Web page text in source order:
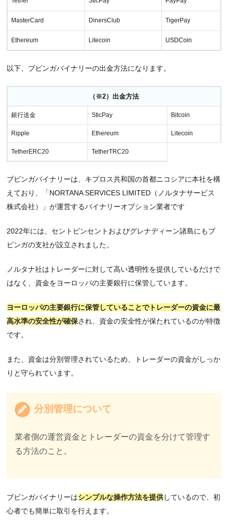
MasterCard DinersClub TigerPay
Ethereum Litecoin USDCoin
以下、ブビンガバイナリーの出金方法になります。
（※2）出金方法
銀行送金 SticPay Bitcoin
Ripple Ethereum Litecoin
TetherERC20 TetherTRC20
ブビンガバイナリーは、キプロス共和国の首都ニコシアに本社を構
えており、「NORTANA SERVICES LIMITED（ノルタナサービス
株式会社）」が運営するバイナリーオプション業者です
2022年には、セントビンセントおよびグレナディーン諸島にもブ
ビンガの支社が設立されました。
ノルタナ社はトレーダーに対して高い透明性を提供しているだけで
はなく、資金をヨーロッパの主要銀行に保管しています。
ヨーロッパの主要銀行に保管していることでトレーダーの資金に最
高水準の安全性が確保され、資金の安全性が保たれているのが特徴
です。
また、資金は分別管理されているため、トレーダーの資金がしっか
りと守られています。
分別管理について
業者側の運営資金とトレーダーの資金を分けて管理す
る方法のこと。
ブビンガバイナリーはシンプルな操作方法を提供しているので、初
心者でも簡単に取引を行えます。